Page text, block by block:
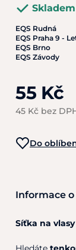
EQS Rudná
EQS Praha 9 -
EQS Brno
EQS Závody
55 Kč
45 Kč bez
Do
Informace
Síťka na